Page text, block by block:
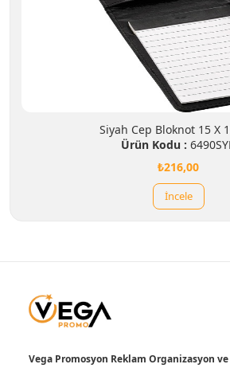
Siyah Cep Bloknot 15 X
Ürün Kodu :
₺216,00
İncele
Vega Promosyon Reklam Organizasyon